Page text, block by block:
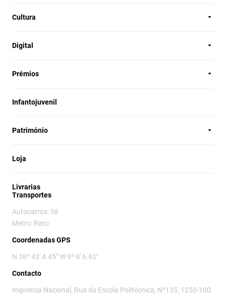
Cultura
Digital
Prémios
Infantojuvenil
Património
Loja
Livrarias
Transportes
Autocarros: 58
Metro: Rato
Coordenadas GPS
N 38º 43' 4.45" W 9º 9' 6.62"
Contacto
Imprensa Nacional, Rua da Escola Politécnica, Nº135, 1250-100